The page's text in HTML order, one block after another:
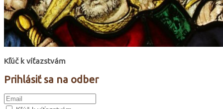
Kľúč k víťazstvám
Prihlásiť sa na odber